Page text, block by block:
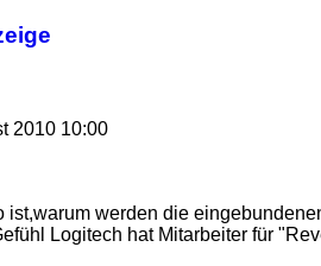
2010 10:00
ist,warum werden die
Logitech hat Mitarbeiter für